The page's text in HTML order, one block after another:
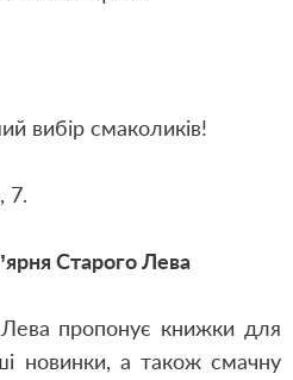
вибір смаколиків!
7.
Старого Лева
пропонує книжки для
новинки, а також смачну